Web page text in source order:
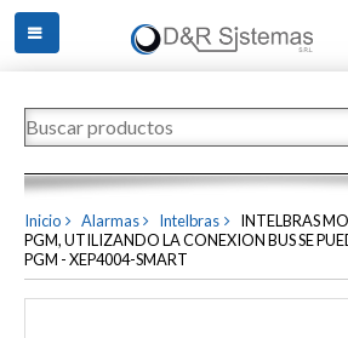
Inicio Alarmas Intelbras
INTELBRAS
PGM, UTILIZANDO LA CONEXION BUS SE
PGM - XEP4004-SMART